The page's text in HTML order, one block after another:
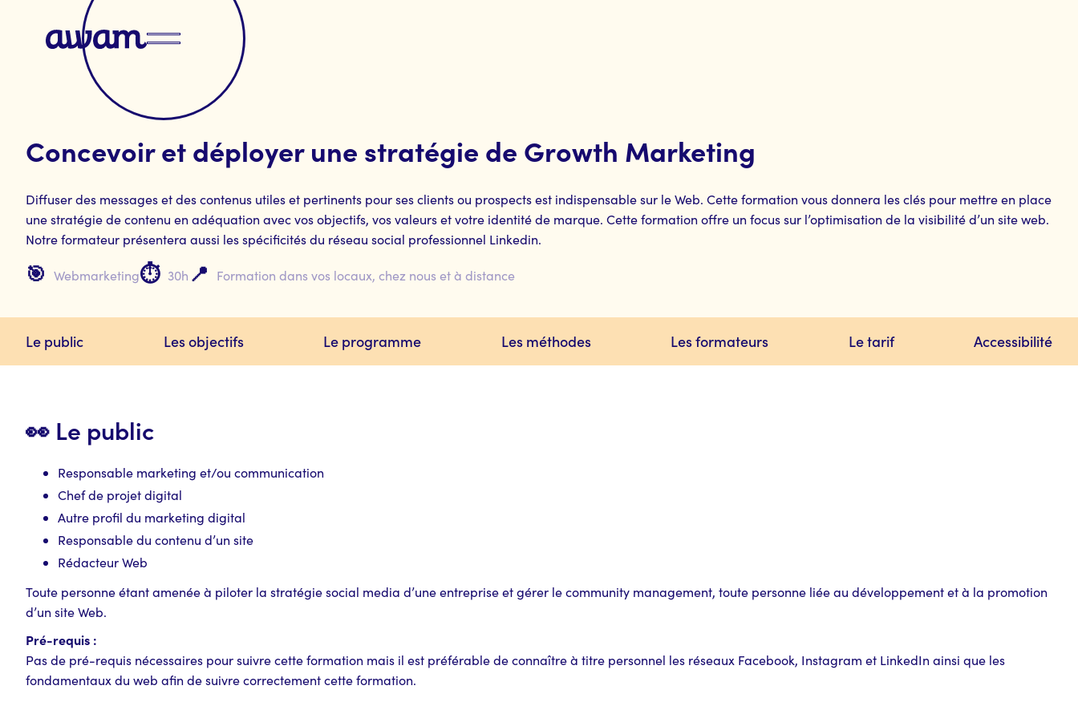
Concevoir et déployer une stratégie de Growth Marketing
Diffuser des messages et des contenus utiles et pertinents pour ses clients ou prospects est indispensable sur le Web. Cette formation vous donnera les clés pour mettre en place
une stratégie de contenu en adéquation avec vos objectifs, vos valeurs et votre identité de marque. Cette formation offre un focus sur l’optimisation de la visibilité d’un site web.
Notre formateur présentera aussi les spécificités du réseau social professionnel Linkedin.
🎯 Webmarketing⏱️ 30h 📍 Formation dans vos locaux, chez nous et à distance
Le public Les objectifs Le programme Les méthodes Les formateurs Le tarif Accessibilité
👀 Le public
Responsable marketing et/ou communication
Chef de projet digital
Autre profil du marketing digital
Responsable du contenu d’un site
Rédacteur Web
Toute personne étant amenée à piloter la stratégie social media d’une entreprise et gérer le community management, toute personne liée au développement et à la promotion
d’un site Web.
Pré-requis :
Pas de pré-requis nécessaires pour suivre cette formation mais il est préférable de connaître à titre personnel les réseaux Facebook, Instagram et LinkedIn ainsi que les
fondamentaux du web afin de suivre correctement cette formation.